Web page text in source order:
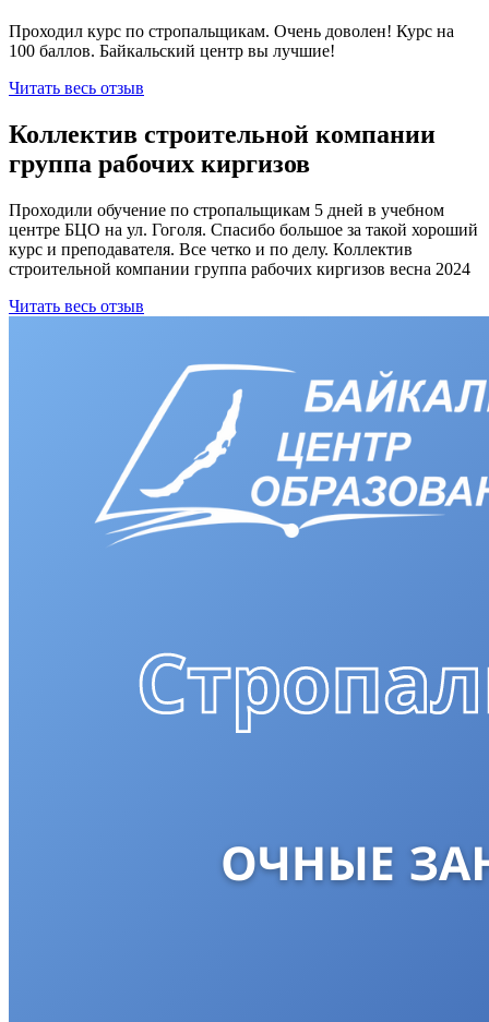
Проходил курс по стропальщикам. Очень доволен! Курс на
100 баллов. Байкальский центр вы лучшие!
Читать весь отзыв
Коллектив строительной компании
группа рабочих киргизов
Проходили обучение по стропальщикам 5 дней в учебном
центре БЦО на ул. Гоголя. Спасибо большое за такой хороший
курс и преподавателя. Все четко и по делу. Коллектив
строительной компании группа рабочих киргизов весна 2024
Читать весь отзыв